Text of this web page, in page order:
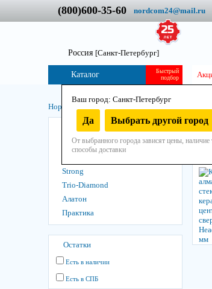
(800)600-35-60 nordcom24@mail.ru
Россия [Санкт-Петербург]
Ваш город: Санкт-Петербург
Да Выбрать другой город
От выбранного города зависят цены, наличие
способы доставки
Быстрый
подбор
Каталог
Нордком Инструмент Остнастно-расходный
Diam
Diamaster
Strong
Trio-Diamond
Алатон
Практика
Остатки
Есть в наличии
Есть в СПБ